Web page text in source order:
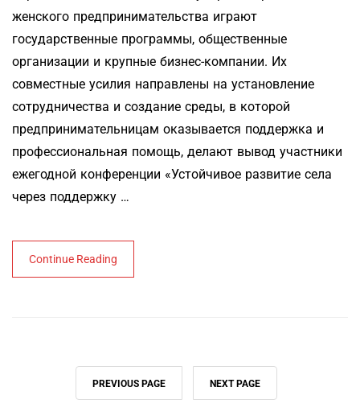
женского предпринимательства играют
государственные программы, общественные
организации и крупные бизнес-компании. Их
совместные усилия направлены на установление
сотрудничества и создание среды, в которой
предпринимательницам оказывается поддержка и
профессиональная помощь, делают вывод участники
ежегодной конференции «Устойчивое развитие села
через поддержку …
Continue Reading
PREVIOUS PAGE NEXT PAGE